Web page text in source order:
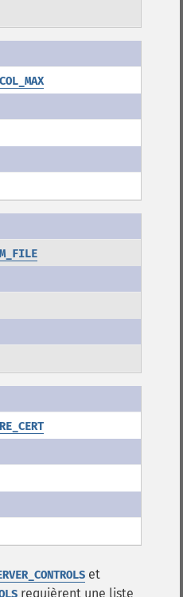
et
requièrent une liste